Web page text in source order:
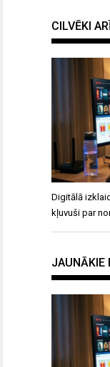
CILVĒKI
Digitālā
kļuvuši par
JAUNĀKIE